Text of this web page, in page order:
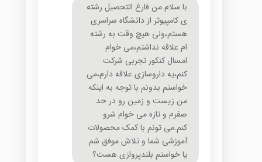
با سلام.من فارغ التحصیل رشته
ی کامپیوتر از دانشگاه سراسری
هستم،ولی هیچ وقت به رشته
ام علاقه نداشتم،می خوام
امسال کنکور تجربی شرکت
کنم،یه داروسازی علاقه دارم،می
خواستم بدونم با توجه به اینکه
من زیست و زمین رو در حد
صفرم و تازه می خوام شرو
کنم.می تونم با کمک محصولات
آموزشی شما و تلاش موفق شم
یا خواستم بلندپروازی هست؟